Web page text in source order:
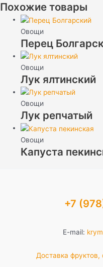
Похожие товары
Овощи
Перец
Овощи
Лук ялтинский
Овощи
Лук репчатый
Овощи
Капуста
+7
E-mail:
Доставка